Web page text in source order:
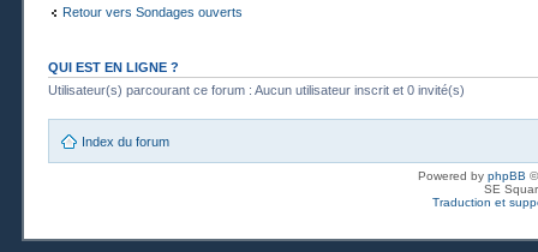
Retour vers Sondages ouverts
QUI EST EN LIGNE ?
Utilisateur(s) parcourant ce forum : Aucun utilisateur inscrit et 0 invité(s)
Index du forum
Powered by phpBB
SE
Traduction et